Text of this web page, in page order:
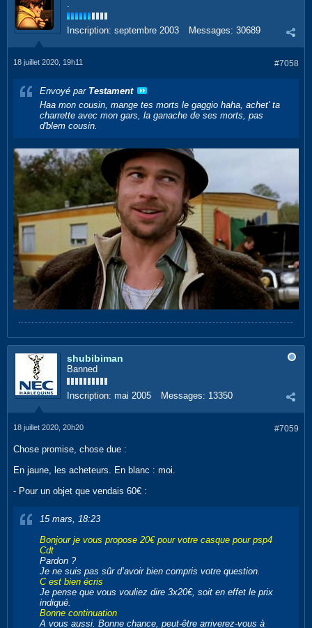
.
Inscription: septembre 2003 Messages: 30689
#7058
18 juillet 2020, 19h11
Envoyé par Testament
Haa mon cousin, mange tes morts le gaggio haha, achet' ta
charrette avec mon gars, la ganache de ses morts, pas
d'blem cousin.
shubibiman
Banned
Inscription: mai 2005 Messages: 13350
#7059
18 juillet 2020, 20h20
Chose promise, chose due :
En jaune, les acheteurs. En blanc : moi.
- Pour un objet que vendais 60€ :
15 mars, 18:23
Bonjour je vous propose 20€ pour votre casque pour psp4
Cdt
Pardon ?
Je ne suis pas sûr d’avoir bien compris votre question.
C est bien écris
Je pense que vous vouliez dire 3x20€, soit en effet le prix
indiqué.
Bonne continuation
A vous aussi. Bonne chance, peut-être arriverez-vous à